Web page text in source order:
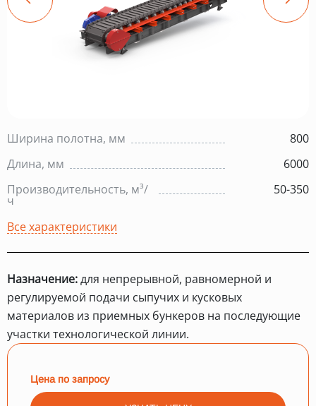
Ширина полотна, мм
800
Длина, мм
6000
Производительность, м³/
ч
50-350
Все характеристики
Назначение:для непрерывной, равномерной и
регулируемой подачи сыпучих и кусковых
материалов из приемных бункеров на последующие
участки технологической линии.
Цена по запросу